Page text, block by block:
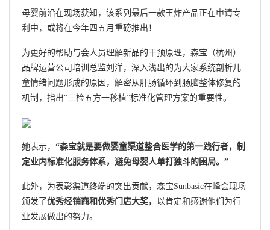
母婴前沿在现场获知，该系列最后一款王炸产品正在申请专
利中，或将在今年四五月重磅推出！
为更好的帮助与会人员理解新品的干预原理，森宝（杭州）
品牌运营公司培训总监刘洋，深入浅出的为大家系统剖析儿
童情绪问题形成的原因，解密从肝肠循环到肠脑整体修复的
机制，指出“三检五方一移植”标准化管理方案的重要性。
她表示， “森宝就是要做婴童渠道整合医学的第一践行者，制
定业内标准化服务体系，避免母婴人单打独斗的困局。”
此外，为表彰渠道终端的突出贡献，森宝Sunbasic在峰会现场
颁发了优秀经销商和优秀门店大奖， 以肯定和感谢他们为行
业发展做出的努力。